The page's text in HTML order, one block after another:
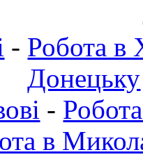
- Робота в
Донецьку
-
в